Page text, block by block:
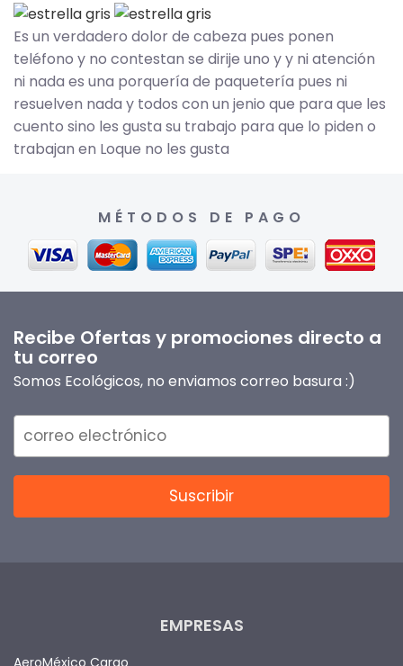
Es un verdadero dolor de cabeza pues ponen
teléfono y no contestan se dirije uno y y ni atención
ni nada es una porquería de paquetería pues ni
resuelven nada y todos con un jenio que para que les
cuento sino les gusta su trabajo para que lo piden o
trabajan en Loque no les gusta
MÉTODOS DE PAGO
Recibe Ofertas y promociones directo a
tu correo
Somos Ecológicos, no enviamos correo basura :)
EMPRESAS